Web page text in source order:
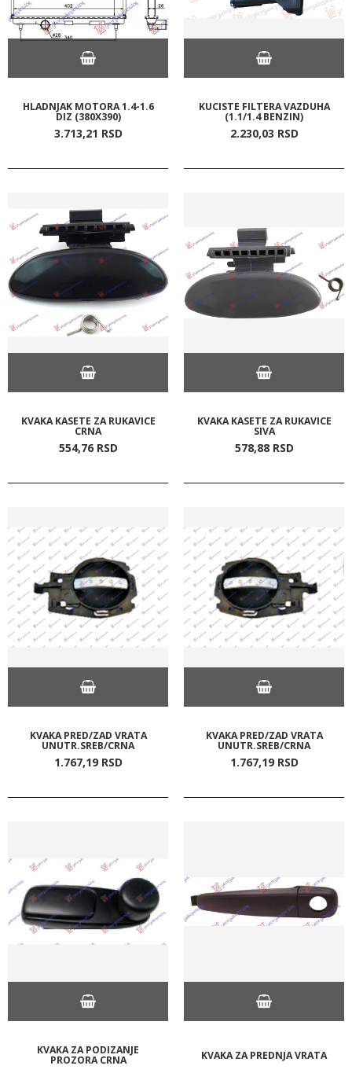
HLADNJAK MOTORA 1.4-1.6
DIZ (380X390)
3.713,21 RSD
KUCISTE FILTERA VAZDUHA
(1.1/1.4 BENZIN)
2.230,03 RSD
KVAKA KASETE ZA RUKAVICE
CRNA
554,76 RSD
KVAKA KASETE ZA RUKAVICE
SIVA
578,88 RSD
KVAKA PRED/ZAD VRATA
UNUTR.SREB/CRNA
1.767,19 RSD
KVAKA PRED/ZAD VRATA
UNUTR.SREB/CRNA
1.767,19 RSD
KVAKA ZA PODIZANJE
PROZORA CRNA KVAKA ZA PREDNJA VRATA